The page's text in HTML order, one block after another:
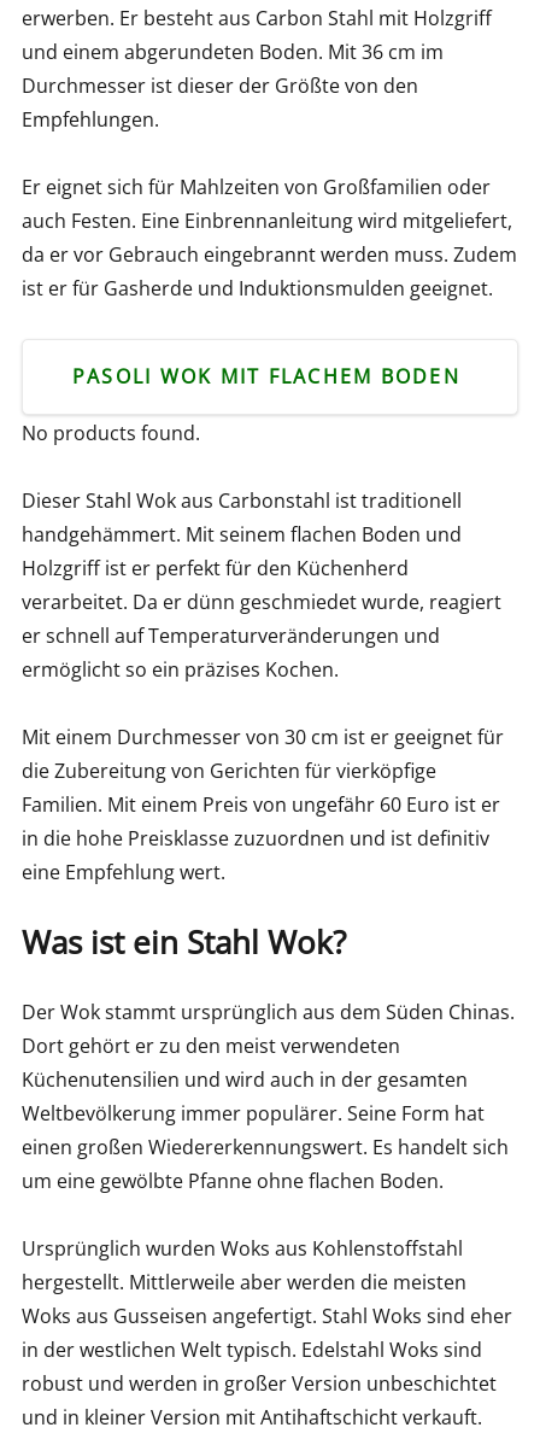
erwerben. Er besteht aus Carbon Stahl mit Holzgriff
und einem abgerundeten Boden. Mit 36 cm im
Durchmesser ist dieser der Größte von den
Empfehlungen.
Er eignet sich für Mahlzeiten von Großfamilien oder
auch Festen. Eine Einbrennanleitung wird mitgeliefert,
da er vor Gebrauch eingebrannt werden muss. Zudem
ist er für Gasherde und Induktionsmulden geeignet.
PASOLI WOK MIT FLACHEM BODEN
No products found.
Dieser Stahl Wok aus Carbonstahl ist traditionell
handgehämmert. Mit seinem flachen Boden und
Holzgriff ist er perfekt für den Küchenherd
verarbeitet. Da er dünn geschmiedet wurde, reagiert
er schnell auf Temperaturveränderungen und
ermöglicht so ein präzises Kochen.
Mit einem Durchmesser von 30 cm ist er geeignet für
die Zubereitung von Gerichten für vierköpfige
Familien. Mit einem Preis von ungefähr 60 Euro ist er
in die hohe Preisklasse zuzuordnen und ist definitiv
eine Empfehlung wert.
Was ist ein Stahl Wok?
Der Wok stammt ursprünglich aus dem Süden Chinas.
Dort gehört er zu den meist verwendeten
Küchenutensilien und wird auch in der gesamten
Weltbevölkerung immer populärer. Seine Form hat
einen großen Wiedererkennungswert. Es handelt sich
um eine gewölbte Pfanne ohne flachen Boden.
Ursprünglich wurden Woks aus Kohlenstoffstahl
hergestellt. Mittlerweile aber werden die meisten
Woks aus Gusseisen angefertigt. Stahl Woks sind eher
in der westlichen Welt typisch. Edelstahl Woks sind
robust und werden in großer Version unbeschichtet
und in kleiner Version mit Antihaftschicht verkauft.